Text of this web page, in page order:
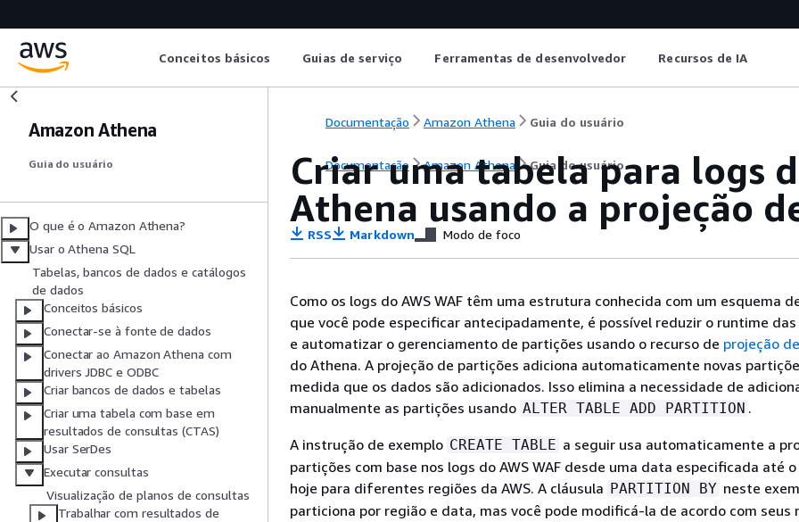
Conceitos básicos Guias de serviço Ferramentas de desenvolvedor Recursos de IA
Amazon Athena
Guia do usuário
O que é o Amazon Athena?
Usar o Athena SQL
Tabelas, bancos de dados e catálogos
de dados
Conceitos básicos
Conectar-se à fonte de dados
Conectar ao Amazon Athena com
drivers JDBC e ODBC
Criar bancos de dados e tabelas
Criar uma tabela com base em
resultados de consultas (CTAS)
Usar SerDes
Executar consultas
Visualização de planos de consultas
Trabalhar com resultados de
Documentação Amazon Athena Guia do usuário
Documentação Amazon Athena Guia do usuário
Criar uma tabela para logs
Athena usando a projeção
RSS Markdown Modo de foco
Como os logs do AWS WAF têm uma estrutura conhecida com um esquema
que você pode especificar antecipadamente, é possível reduzir o runtime
e automatizar o gerenciamento de partições usando o recurso de projeção
do Athena. A projeção de partições adiciona automaticamente novas
medida que os dados são adicionados. Isso elimina a necessidade de
manualmente as partições usando ALTER TABLE ADD PARTITION .
A instrução de exemplo CREATE TABLE a seguir usa automaticamente a
partições com base nos logs do AWS WAF desde uma data especificada até
hoje para diferentes regiões da AWS. A cláusula PARTITION BY neste
particiona por região e data, mas você pode modificá-la de acordo com seus